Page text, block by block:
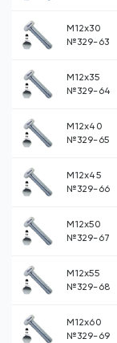
М12х30
№329-63
М12х35
№329-64
М12х40
№329-65
М12х45
№329-66
М12х50
№329-67
М12х55
№329-68
М12х60
№329-69